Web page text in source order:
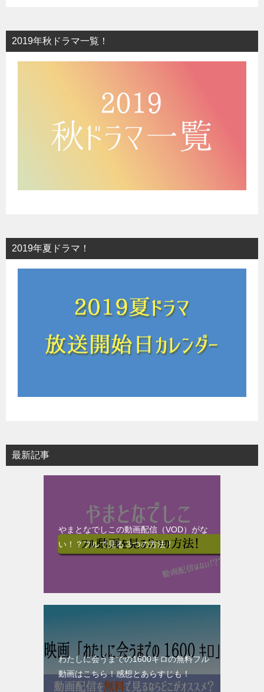
2019年秋ドラマ一覧！
2019年夏ドラマ！
最新記事
やまとなでしこの動画配信（VOD）がな
い！？フルで見る３つの方法！
わたしに会うまでの1600キロの無料フル
動画はこちら！感想とあらすじも！